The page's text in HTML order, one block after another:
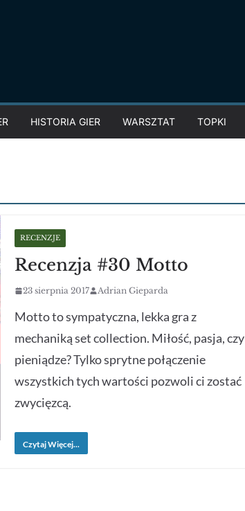
HISTORIA GIER WARSZTAT TOPKI
RECENZJE
Recenzja #30 Motto
23 sierpnia 2017 Adrian Gieparda
Motto to sympatyczna, lekka gra z
mechaniką set collection. Miłość, pasja, czy
pieniądze? Tylko sprytne połączenie
wszystkich tych wartości pozwoli ci zostać
zwycięzcą.
Czytaj Więcej...